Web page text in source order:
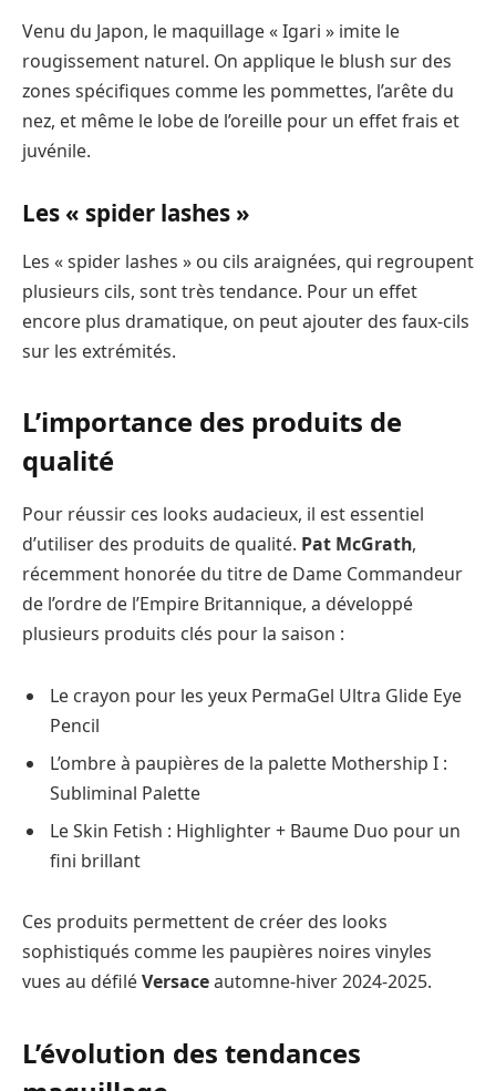
Venu du Japon, le maquillage « Igari » imite le
rougissement naturel. On applique le blush sur des
zones spécifiques comme les pommettes, l’arête du
nez, et même le lobe de l’oreille pour un effet frais et
juvénile.
Les « spider lashes »
Les « spider lashes » ou cils araignées, qui regroupent
plusieurs cils, sont très tendance. Pour un effet
encore plus dramatique, on peut ajouter des faux-cils
sur les extrémités.
L’importance des produits de
qualité
Pour réussir ces looks audacieux, il est essentiel
d’utiliser des produits de qualité. Pat McGrath,
récemment honorée du titre de Dame Commandeur
de l’ordre de l’Empire Britannique, a développé
plusieurs produits clés pour la saison :
Le crayon pour les yeux PermaGel Ultra Glide Eye
Pencil
L’ombre à paupières de la palette Mothership I :
Subliminal Palette
Le Skin Fetish : Highlighter + Baume Duo pour un
fini brillant
Ces produits permettent de créer des looks
sophistiqués comme les paupières noires vinyles
vues au défiléVersaceautomne-hiver 2024-2025.
L’évolution des tendances